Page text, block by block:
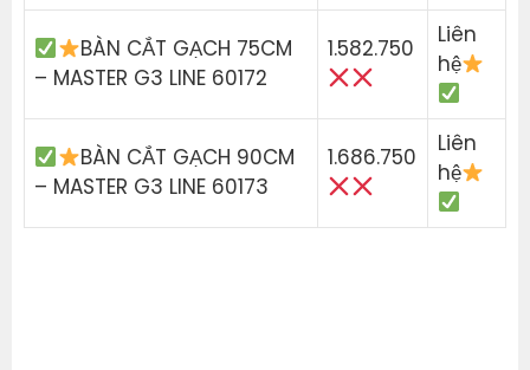
BÀN CẮT GẠCH 75CM
– MASTER G3 LINE 60172
1.582.750
Liên
hệ
BÀN CẮT GẠCH 90CM
– MASTER G3 LINE 60173
1.686.750
Liên
hệ